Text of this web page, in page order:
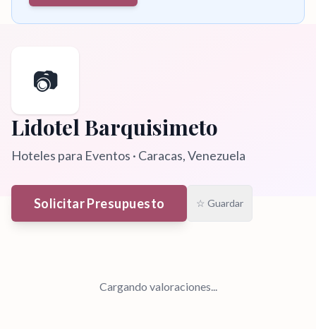
📷
Lidotel Barquisimeto
Hoteles para Eventos · Caracas, Venezuela
Solicitar Presupuesto ☆ Guardar
Cargando valoraciones...